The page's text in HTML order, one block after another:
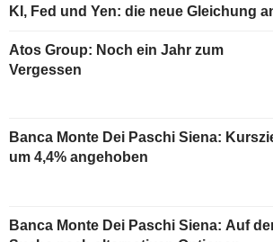
KI, Fed und Yen: die neue Gleichung
Atos Group: Noch ein Jahr zum
Vergessen
Banca Monte Dei Paschi Siena:
um 4,4% angehoben
Banca Monte Dei Paschi Siena: Auf